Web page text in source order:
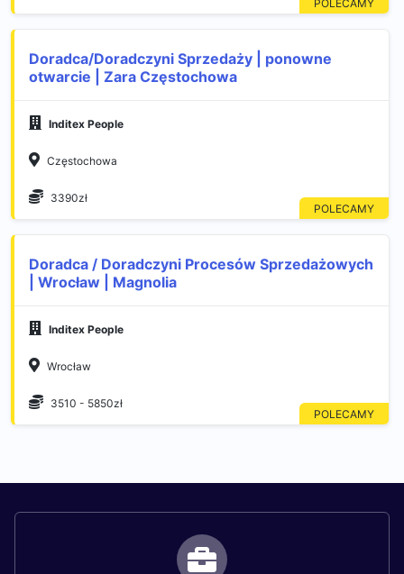
Doradca/Doradczyni Sprzedaży | ponowne
otwarcie | Zara Częstochowa
Inditex People
Częstochowa
3390zł
Doradca / Doradczyni Procesów Sprzedażowych
| Wrocław | Magnolia
Inditex People
Wrocław
3510 - 5850zł